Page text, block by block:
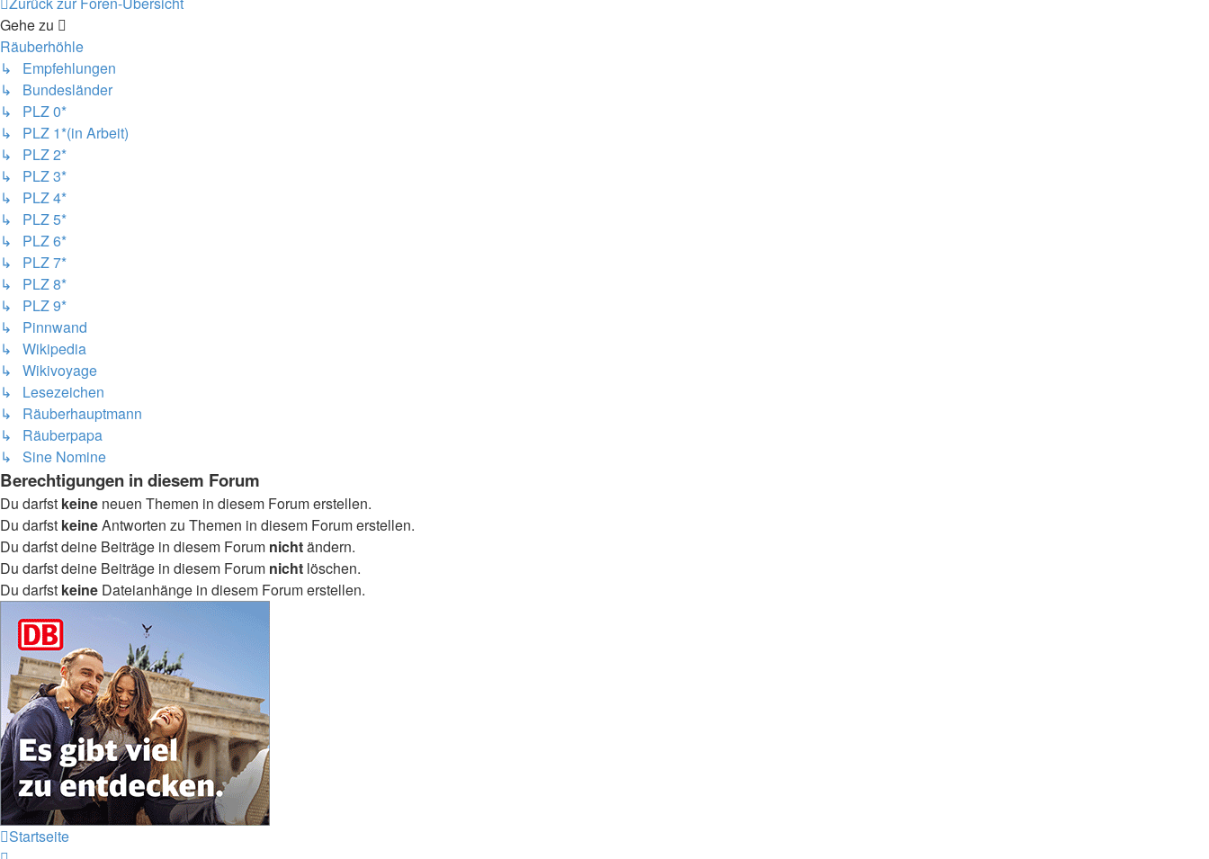
Gehe zu
Räuberhöhle
↳ Empfehlungen
↳ Bundesländer
↳ PLZ 0*
↳ PLZ 1*(in Arbeit)
↳ PLZ 2*
↳ PLZ 3*
↳ PLZ 4*
↳ PLZ 5*
↳ PLZ 6*
↳ PLZ 7*
↳ PLZ 8*
↳ PLZ 9*
↳ Pinnwand
↳ Wikipedia
↳ Wikivoyage
↳ Lesezeichen
↳ Räuberhauptmann
↳ Räuberpapa
↳ Sine Nomine
Berechtigungen in diesem Forum
Du darfst keine neuen Themen in diesem Forum erstellen.
Du darfst keineAntworten zu Themen in diesem Forum erstellen.
Du darfst deine Beiträge in diesem Forum nichtändern.
Du darfst deine Beiträge in diesem Forum nicht löschen.
Du darfst keine Dateianhänge in diesem Forum erstellen.
Startseite